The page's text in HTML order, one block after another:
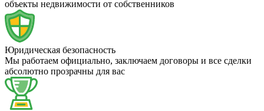
объекты недвижимости от собственников
Юридическая безопасность
Мы работаем официально, заключаем договоры и все сделки
абсолютно прозрачны для вас